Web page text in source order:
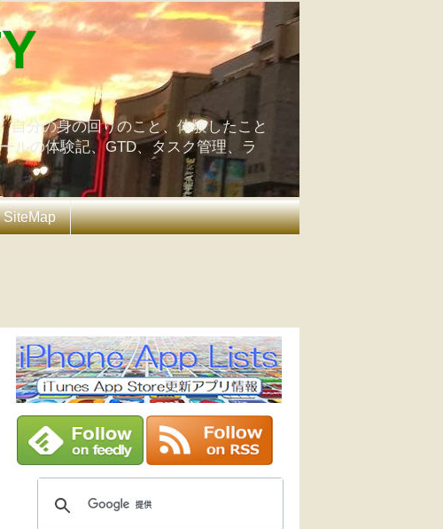
分の身の回りのこと、体験したこと
ルの体験記、GTD、タスク管理、ラ
SiteMap